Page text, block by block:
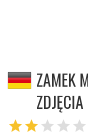
ZAMEK
ZDJĘCIA
starstar star star star